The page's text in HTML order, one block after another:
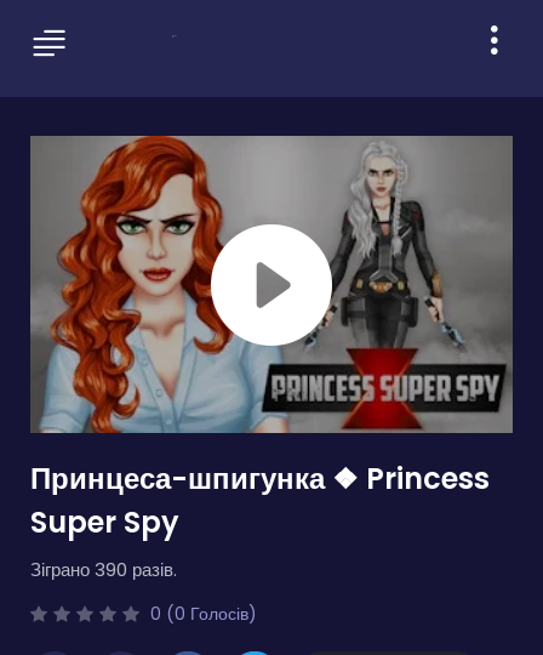
Принцеса-шпигунка ❖ Princess
Super Spy
Зіграно 390 разів.
0 (0 Голосів)